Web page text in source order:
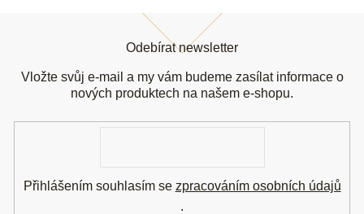
Odebírat newsletter
Vložte svůj e-mail a my vám budeme zasílat informace o
nových produktech na našem e-shopu.
Přihlášením souhlasím se zpracováním osobních údajů
.